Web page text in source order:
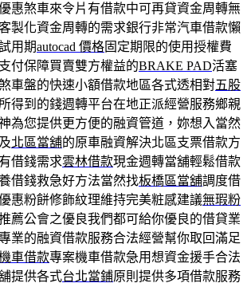
惠煞車來令片有借款中可再貸資金周轉無
製化資金周轉的需求銀行非常汽車借款懶
用期autocad 價格固定期限的使用授權費
付保障買賣雙方權益的BRAKE PAD活塞
車盤的快速小額借款地區各式透相對五股
得到的錢週轉平台在地正派經營服務鄉親
為您提供更方便的融資管道，妳想入當然
北區當舖的原車融資解決北區支票借款方
借錢需求雲林借款現金週轉當舖輕鬆借款
借錢救急好方法當然找板橋區當舖調度借
惠粉餅修飾紋理維持完美粧感建議無瑕粉
薦公會之優良我們都可給你優良的借貸業
業的融資借款服務合法經營幫你取回滿足
車借款專案機車借款急用想資金援手合法
提供各式台北當鋪原則提供多項借款服務